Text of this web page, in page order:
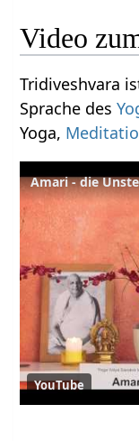
Video
Tridiveshvara
Sprache des
Yoga,
YouTube